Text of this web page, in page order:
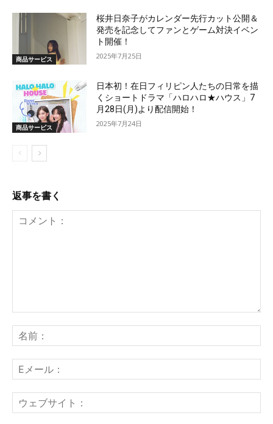
商品サービス
桜井日奈子がカレンダー先行カット公開＆
発売を記念してファンとゲーム対決イベン
ト開催！
2025年7月25日
商品サービス
日本初！在日フィリピン人たちの日常を描
くショートドラマ「ハロハロ★ハウス」7
月28日(月)より配信開始！
2025年7月24日
返事を書く
ン
ト：
前
メ
ー
ェ